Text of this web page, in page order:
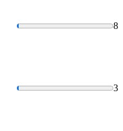
8
3